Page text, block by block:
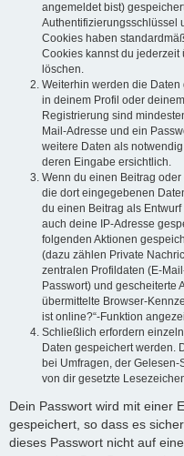
angemeldet bist)
Authentifizierungsschlüssel
Cookies haben
Cookies kannst du jederzeit
löschen.
Weiterhin werden die
in deinem Profil oder
Registrierung sind
Mail-Adresse und ein
weitere Daten als
deren Eingabe ersichtlich.
Wenn du einen Beitrag
die dort eingegebenen
du einen Beitrag als
auch deine IP-Adresse
folgenden Aktionen
(dazu zählen Private
zentralen Profildaten (E-
Passwort) und gescheiterte
übermittelte Browser-
ist online?“-Funktion
Schließlich erfordern
Daten gespeichert werden.
bei Umfragen, der
von dir gesetzte
Dein Passwort wird mit einer
gespeichert, so dass es
dieses Passwort nicht auf